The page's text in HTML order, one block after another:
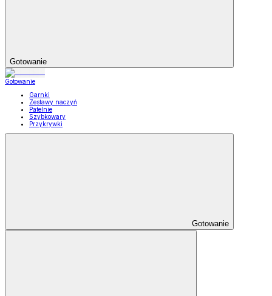
Gotowanie
Gotowanie
Garnki
Zestawy naczyń
Patelnie
Szybkowary
Przykrywki
Gotowanie